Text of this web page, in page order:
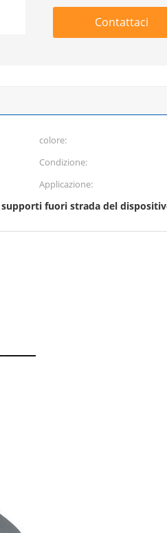
Contattaci
colore:
Condizione:
Applicazione:
supporti fuori strada del